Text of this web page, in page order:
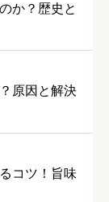
か？歴史と
原因と解決
コツ！旨味